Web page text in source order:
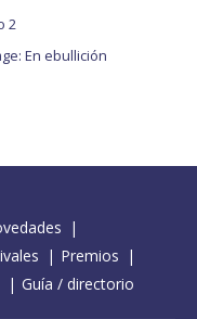
2
En ebullición
Premios
Guía / directorio